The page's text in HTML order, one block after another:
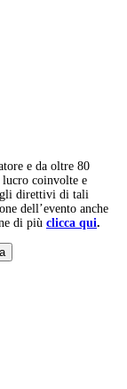
e da oltre 80
coinvolte e
direttivi di tali
dell’evento anche
di più clicca qui.